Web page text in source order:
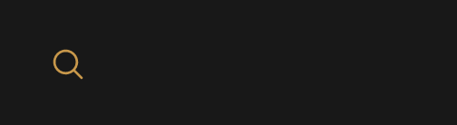
recherche
principal
contenu